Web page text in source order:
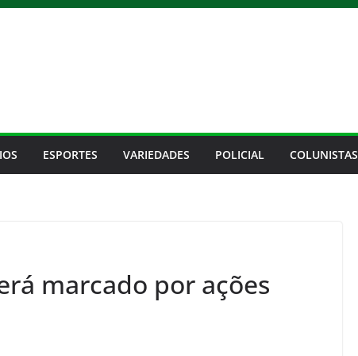
ESPORTES VARIEDADES POLICIAL COLUNISTAS
marcado por ações